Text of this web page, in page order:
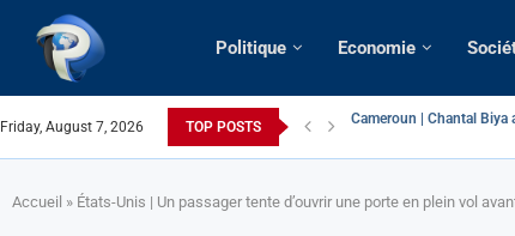
Politique Economie
Friday, August 7, 2026 TOP POSTS Succession présidentielle
Accueil » États-Unis | Un passager tente d’ouvrir une porte en plein vol